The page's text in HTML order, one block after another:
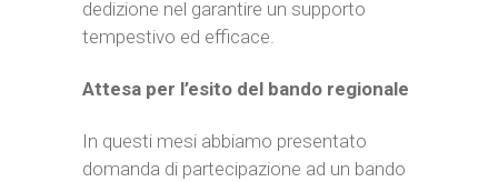
dedizione nel garantire un supporto
tempestivo ed efficace.
Attesa per l’esito del bando regionale
In questi mesi abbiamo presentato
domanda di partecipazione ad un bando